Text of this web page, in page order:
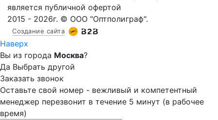
является публичной офертой
2015 - 2026г. © ООО "Оптполиграф".
Создание сайта
Наверх
Вы из города Москва?
Да Выбрать другой
Заказать звонок
Оставьте свой номер - вежливый и компетентный
менеджер перезвонит в течение 5 минут (в рабочее
время)